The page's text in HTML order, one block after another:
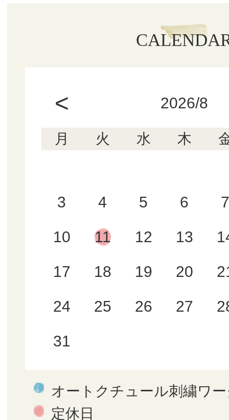
< 2026/8
月 火 水 木
3 4 5 6 7
10 11 12 13
17 18 19 20
24 25 26 27
31
オートクチュール刺繍ワ
定休日